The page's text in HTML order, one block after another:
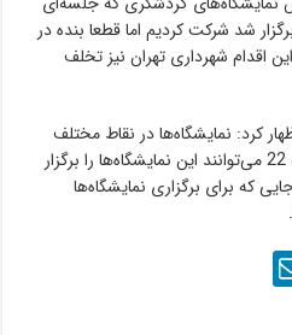
شد شرکت کردیم اما قطعا بنده در
اقدام شهرداری تهران نیز تخلف
کرد: نمایشگاه‌ها در نقاط مختلف
تهران برگزار می‌شود همانند منطقه 22 می‌توانند این نمایشگاه‌ها را برگزار
که برای برگزاری نمایشگاه‌ها